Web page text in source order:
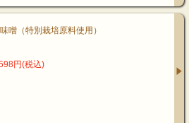
噌（特別栽培原料使用）
円(税込)